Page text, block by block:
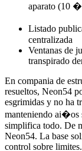
aparato (10
Listado
centralizada
Ventanas de
transpirado
En compania de
resueltos, Neon54
esgrimidas y no ha
manteniendo ai�os
simplifica todo. De
Neon54. La base
control sobre limites.